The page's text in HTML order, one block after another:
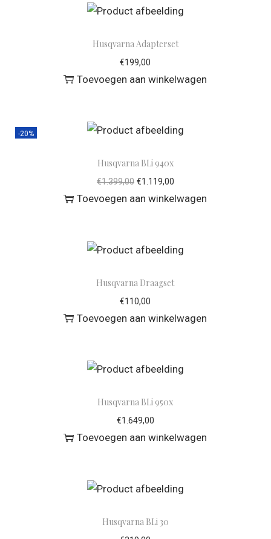
Husqvarna Adapterset
€199,00
Toevoegen aan winkelwagen
-20%
Husqvarna BLi 940x
€1.399,00 €1.119,00
Toevoegen aan winkelwagen
Husqvarna Draagset
€110,00
Toevoegen aan winkelwagen
Husqvarna BLi 950x
€1.649,00
Toevoegen aan winkelwagen
Husqvarna BLi 30